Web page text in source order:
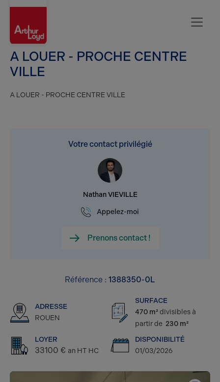
A LOUER - PROCHE CENTRE
VILLE
A LOUER - PROCHE CENTRE VILLE
Votre contact privilégié
Nathan VIEVILLE
Appelez-moi
Prenons contact !
Référence : 1388350-0L
ADRESSE
ROUEN
SURFACE
470 m²divisibles à
partir de 230 m²
LOYER
33100 € an HT HC
DISPONIBILITÉ
01/03/2026